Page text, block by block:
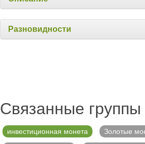
Разновидности
Связанные
инвестиционная монета Золотые